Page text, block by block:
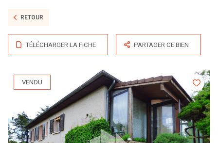
RETOUR
TÉLÉCHARGER LA FICHE PARTAGER CE BIEN
VENDU